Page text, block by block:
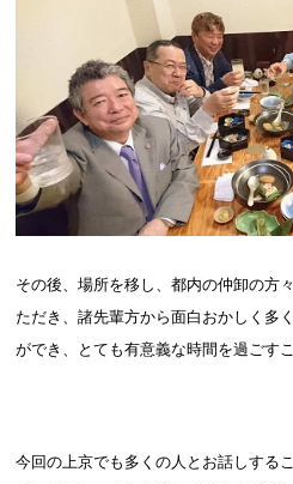
その後、場所を移し、都内の仲卸の方
ただき、諸先輩方から面白おかしく多
ができ、とても有意義な時間を過ごす
今回の上京でも多くの人とお話しする